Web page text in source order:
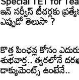
ఇన్ సర్వీస్ టీచర్లకు
ఎప్పుడో తెలుసా ?
కొత్త పింఛన్ల కోసం
శుభవార్త.. త్వరలోనే
డాక్యుమెంట్స్ ఉంటేనే..